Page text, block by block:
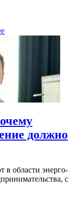
должно
в области энерго-
с